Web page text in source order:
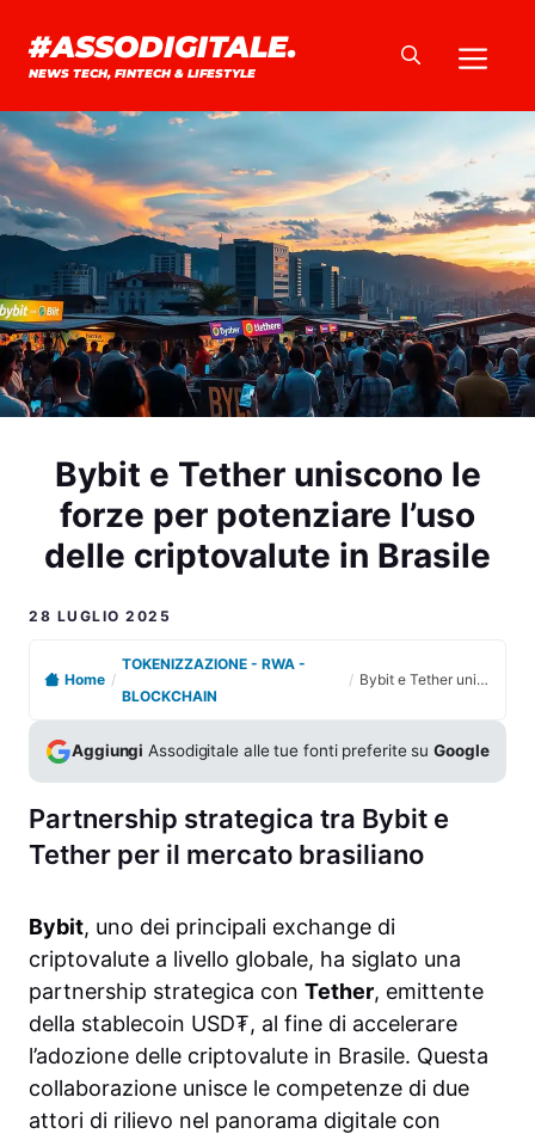
contenuto
#ASSODIGITALE.
NEWS TECH, FINTECH & LIFESTYLE
Bybit e Tether uniscono le
forze per potenziare l’uso
delle criptovalute in Brasile
28 LUGLIO 2025
Home /
TOKENIZZAZIONE - RWA -
BLOCKCHAIN
/ Bybit e Tether uniscono le forze per potenziare l’uso delle criptovalute in Brasile
Aggiungi Assodigitale alle tue fonti preferite suGoogle
Partnership strategica tra Bybit e
Tether per il mercato brasiliano
Bybit, uno dei principali exchange di
criptovalute a livello globale, ha siglato una
partnership strategica con Tether, emittente
della stablecoin USD₮, al fine di accelerare
l’adozione delle criptovalute in Brasile. Questa
collaborazione unisce le competenze di due
attori di rilievo nel panorama digitale con